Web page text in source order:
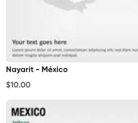
Nayarit - México
$10.00